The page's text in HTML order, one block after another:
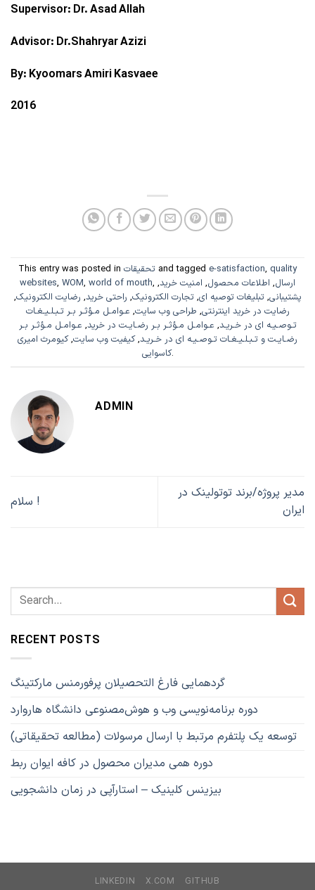
Supervisor: Dr. Asad Allah
Advisor: Dr.Shahryar Azizi
By: Kyoomars Amiri Kasvaee
2016
This entry was posted in تحقیقات and tagged e-satisfaction, quality
websites, WOM, world of mouth, ارسال, اطلاعات محصول, امنیت خرید,
پشتیبانی,تبلیغات توصیه ای,تجارت الکترونیک, راحتی خرید, رضایت الکترونیک,
رضایت در خرید اینترنتی, طراحی وب سایت, عـوامـل مـؤثـر بـر تـبـلـیـغـات
تـوصـیـه ای در خـریـد, عـوامـل مـؤثـر بـر رضـایـت در خرید, عـوامـل مـؤثـر بـر
رضـایـت و تـبـلـیـغـات تـوصـیـه ای در خـریـد,کیفیت وب سایت,کیومرث امیری
کاسوایی.
ADMIN
سلام !
مدیر پروژه/برند توتولینک در
ایران
RECENT POSTS
گردهمایی فارغ التحصیلان پرفورمنس مارکتینگ
دوره برنامه‌نویسی وب و هوش‌مصنوعی دانشگاه هاروارد
توسعه یک پلتفرم مرتبط با ارسال مرسولات (مطالعه تحقیقاتی)
دوره همی مدیران محصول در کافه ایوان ربط
بیزینس کلینیک – استارآپی در زمان دانشجویی
LINKEDIN X.COM GITHUB